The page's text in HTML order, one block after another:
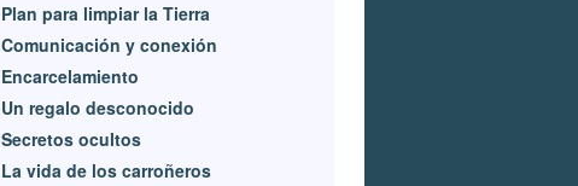
Plan para limpiar la Tierra
Comunicación y conexión
Encarcelamiento
Un regalo desconocido
Secretos ocultos
La vida de los carroñeros